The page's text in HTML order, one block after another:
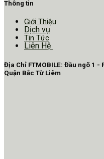
Thông tin
Giới Thiệu
Dịch vụ
Tin Tức
Liên Hệ
Địa Chỉ FTMOBILE: Đầu ngõ 1 -
Quận Bắc Từ Liêm